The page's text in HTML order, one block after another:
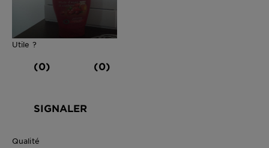
Utile ?
(0) (0)
SIGNALER
Qualité